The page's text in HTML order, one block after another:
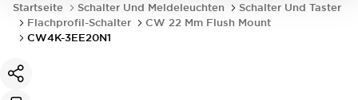
Startseite Schalter Und Meldeleuchten
Schalter Und Taster
Flachprofil-Schalter
CW 22 Mm Flush Mount
CW4K-3EE20N1